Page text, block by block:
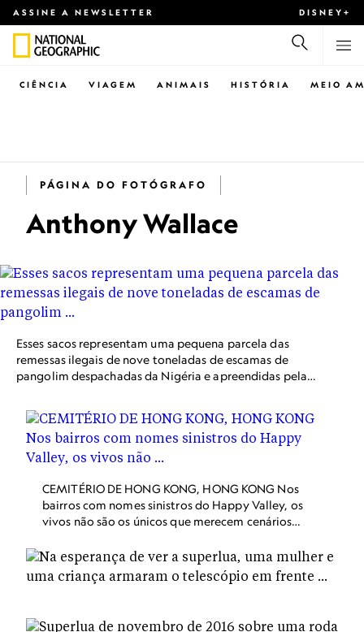
ASSINE A NEWSLETTER DISNEY+
CIÊNCIA VIAGEM ANIMAIS HISTÓRIA MEIO
PÁGINA DO FOTÓGRAFO
Anthony Wallace
Esses sacos representam uma pequena parcela das
remessas ilegais de nove toneladas de escamas de
pangolim despachadas da Nigéria e apreendidas pela
2019, mais da metade das escamas de pangolins
apreendidas eram provenientes da Nigéria.
CEMITÉRIO DE HONG KONG, HONG KONG Nos
bairros com nomes sinistros do Happy Valley, os
vivos não são os únicos que merecem cenários
no Happy Valley. Dentre eles está o Cemitério
de Hong Kong, cujos túmulos compactos e
dispostos em terraços revestem a encosta,
próximos dali.